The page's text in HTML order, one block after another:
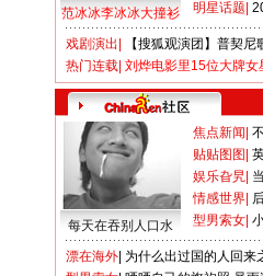
范冰冰李冰冰大撞衫
明星话题
戏剧演出
【搜狐观演团】普契
热门连载 刘烨电影里15位大牌女
每天在吞别人口水
焦点新闻
贴贴图图
娱乐旮旯
情感世界
型男索女
漂在海外 为什么出过国的人回来